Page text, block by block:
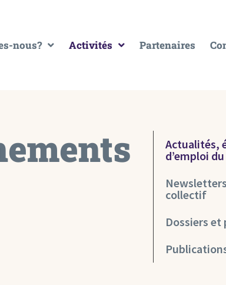
nous? Activités Partenaires
Actualités,
d’emploi du
collectif
Dossiers